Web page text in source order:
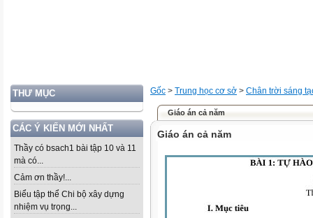
THƯ MỤC
CÁC Ý KIẾN MỚI NHẤT
Thầy có bsach1 bài tập 10 và 11
mà có...
Cảm ơn thầy!...
Biểu tập thể Chi bộ xây dựng
nhiệm vụ trọng...
Gốc > Trung học cơ sở > Chân trời sáng
Giáo án cả năm
Giáo án cả năm